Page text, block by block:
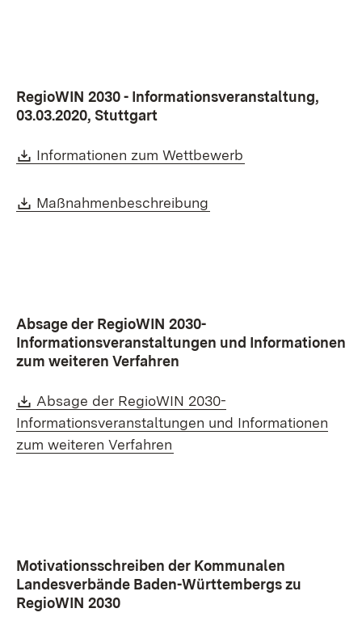
RegioWIN 2030 - Informationsveranstaltung,
03.03.2020, Stuttgart
Download:
Informationen zum Wettbewerb
Download:
Maßnahmenbeschreibung
Absage der RegioWIN 2030-
Informationsveranstaltungen und Informationen
zum weiteren Verfahren
Download:
Absage der RegioWIN 2030-
Informationsveranstaltungen und Informationen
zum weiteren Verfahren
Motivationsschreiben der Kommunalen
Landesverbände Baden-Württembergs zu
RegioWIN 2030